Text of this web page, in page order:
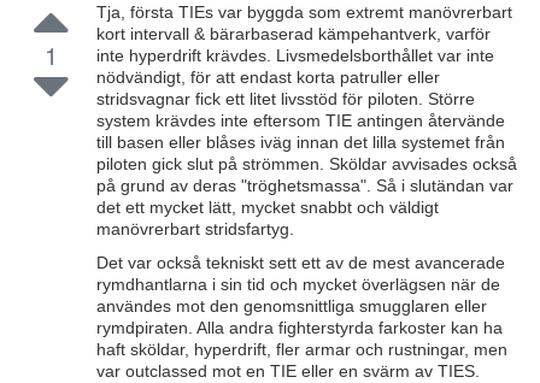
1
Tja, första TIEs var byggda som extremt manövrerbart
kort intervall & bärarbaserad kämpehantverk, varför
inte hyperdrift krävdes. Livsmedelsborthållet var inte
nödvändigt, för att endast korta patruller eller
stridsvagnar fick ett litet livsstöd för piloten. Större
system krävdes inte eftersom TIE antingen återvände
till basen eller blåses iväg innan det lilla systemet från
piloten gick slut på strömmen. Sköldar avvisades också
på grund av deras "tröghetsmassa". Så i slutändan var
det ett mycket lätt, mycket snabbt och väldigt
manövrerbart stridsfartyg.
Det var också tekniskt sett ett av de mest avancerade
rymdhantlarna i sin tid och mycket överlägsen när de
användes mot den genomsnittliga smugglaren eller
rymdpiraten. Alla andra fighterstyrda farkoster kan ha
haft sköldar, hyperdrift, fler armar och rustningar, men
var outclassed mot en TIE eller en svärm av TIES.